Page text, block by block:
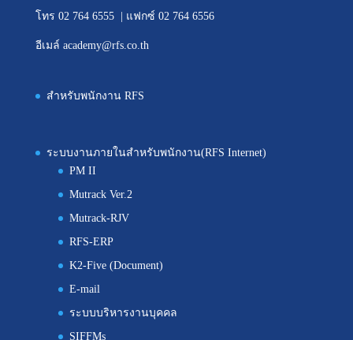
โทร 02 764 6555 | แฟกซ์ 02 764 6556
อีเมล์ academy@rfs.co.th
สำหรับพนักงาน RFS
ระบบงานภายในสำหรับพนักงาน(RFS Internet)
PM II
Mutrack Ver.2
Mutrack-RJV
RFS-ERP
K2-Five (Document)
E-mail
ระบบบริหารงานบุคคล
SIFFMs